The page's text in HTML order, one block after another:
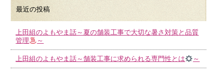
最近の投稿
上田組のよもやま話～夏の舗装工事で大切な暑さ対策と品質
管理
～
上田組のよもやま話～舗装工事に求められる専門性とは ～